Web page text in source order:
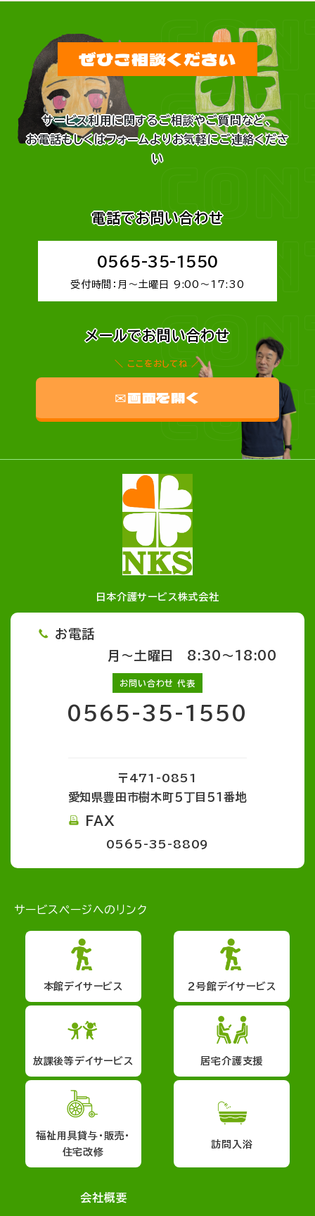
ぜひご相談ください
サービス利用に関するご相談やご質問など、
お電話もしくはフォームよりお気軽にご連絡くださ
い
電話でお問い合わせ
0565-35-1550
受付時間：月～土曜日 9:00～17:30
メールでお問い合わせ
ここをおしてね
✉画面を開く
日本介護サービス株式会社
お電話
月～土曜日 8:30～18:00
お問い合わせ 代表
0565-35-1550
〒471-0851
愛知県豊田市樹木町５丁目５１番地
FAX
0565-35-8809
サービスページへのリンク
本館デイサービス ２号館デイサービス
放課後等デイサービス 居宅介護支援
福祉用具貸与・販売・
住宅改修
訪問入浴
会社概要